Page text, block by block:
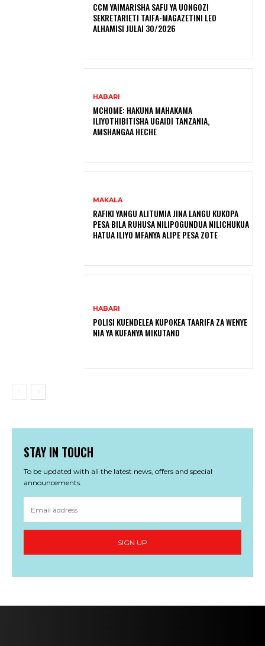
CCM YAIMARISHA SAFU YA UONGOZI
SEKRETARIETI TAIFA-MAGAZETINI LEO
ALHAMISI JULAI 30/2026
HABARI
MCHOME: HAKUNA MAHAKAMA
ILIYOTHIBITISHA UGAIDI TANZANIA,
AMSHANGAA HECHE
MAKALA
RAFIKI YANGU ALITUMIA JINA LANGU KUKOPA
PESA BILA RUHUSA NILIPOGUNDUA NILICHUKUA
HATUA ILIYO MFANYA ALIPE PESA ZOTE
HABARI
POLISI KUENDELEA KUPOKEA TAARIFA ZA WENYE
NIA YA KUFANYA MIKUTANO
STAY IN TOUCH
To be updated with all the latest news, offers and special
announcements.
SIGN UP